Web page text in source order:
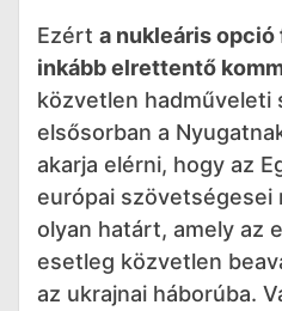
Ezért a nukleáris
inkább elrettentő
közvetlen hadműveleti
elsősorban a
akarja elérni, hogy az
európai szövetségesei
olyan határt, amely az
esetleg közvetlen
az ukrajnai háborúba.